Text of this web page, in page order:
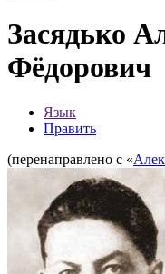
Засядько
Фёдорович
Язык
Править
(перенаправлено с «